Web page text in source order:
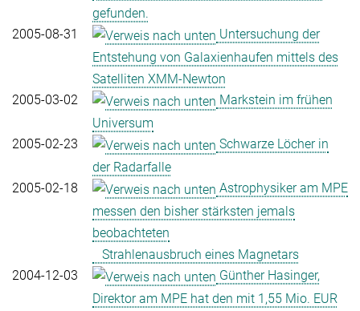
gefunden.
2005-08-31
Untersuchung der
Entstehung von Galaxienhaufen mittels des
Satelliten XMM-Newton
2005-03-02
Markstein im frühen
Universum
2005-02-23
Schwarze Löcher in
der Radarfalle
2005-02-18
Astrophysiker am MPE
messen den bisher stärksten jemals
beobachteten
Strahlenausbruch eines Magnetars
2004-12-03
Günther Hasinger,
Direktor am MPE hat den mit 1,55 Mio. EUR